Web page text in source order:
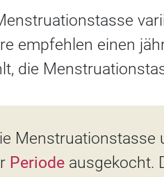
empfehlen einen
die
Menstruationstasse
Periode ausgekocht.